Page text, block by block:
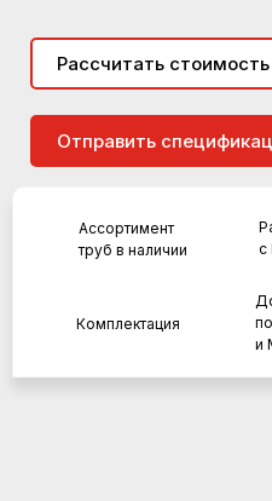
с
и
Комплектация
Ассортимент
труб в наличии
Рассчитать
Отправить